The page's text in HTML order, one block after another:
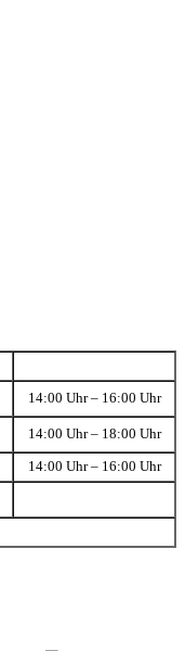
14:00 Uhr – 16:00 Uhr
14:00 Uhr – 18:00 Uhr
14:00 Uhr – 16:00 Uhr